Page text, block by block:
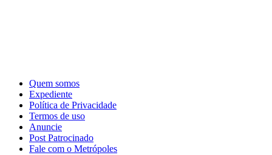
Quem somos
Expediente
Política de Privacidade
Termos de uso
Anuncie
Post Patrocinado
Fale com o Metrópoles